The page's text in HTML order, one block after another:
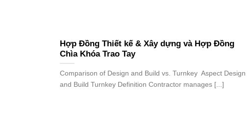
Hợp Đồng Thiết kế & Xây dựng và Hợp Đồng
Chìa Khóa Trao Tay
Comparison of Design and Build vs. Turnkey Aspect Design
and Build Turnkey Definition Contractor manages [...]